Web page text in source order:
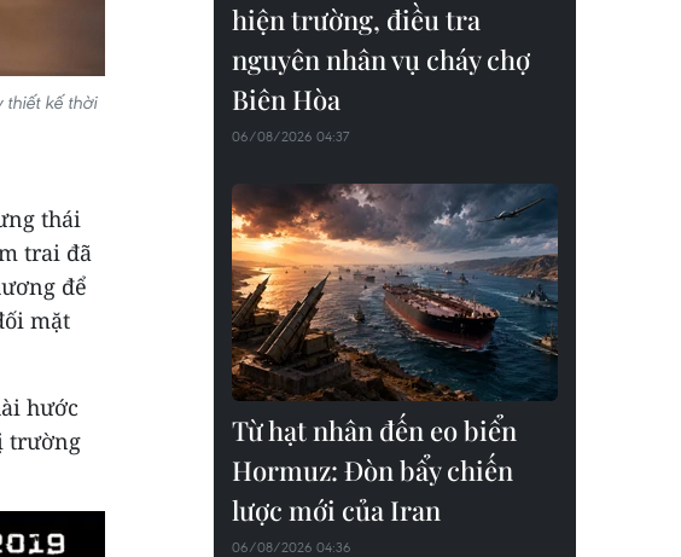
thiết kế thời
thái
trai đã
để
mặt
hước
trường
hiện trường, điều tra
nguyên nhân vụ cháy chợ
Biên Hòa
06/08/2026 04:37
Từ hạt nhân đến eo biển
Hormuz: Đòn bẩy chiến
lược mới của Iran
06/08/2026 04:36